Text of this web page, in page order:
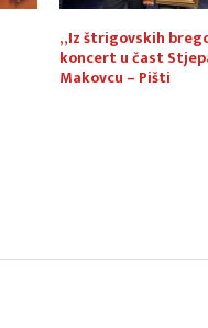
„Iz štrigovskih
koncert u čast
Makovcu – Pišti